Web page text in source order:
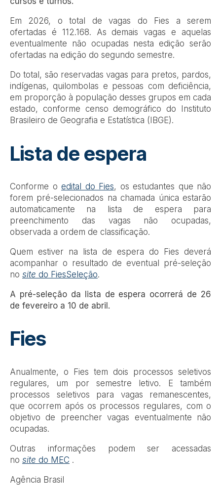
Em 2026, o total de vagas do Fies a serem
ofertadas é 112.168. As demais vagas e aquelas
eventualmente não ocupadas nesta edição serão
ofertadas na edição do segundo semestre.
Do total, são reservadas vagas para pretos, pardos,
indígenas, quilombolas e pessoas com deficiência,
em proporção à população desses grupos em cada
estado, conforme censo demográfico do Instituto
Brasileiro de Geografia e Estatística (IBGE).
Lista de espera
Conforme o edital do Fies, os estudantes que não
forem pré-selecionados na chamada única estarão
automaticamente na lista de espera para
preenchimento das vagas não ocupadas,
observada a ordem de classificação.
Quem estiver na lista de espera do Fies deverá
acompanhar o resultado de eventual pré-seleção
no site do FiesSeleção.
A pré-seleção da lista de espera ocorrerá de 26
de fevereiro a 10 de abril.
Fies
Anualmente, o Fies tem dois processos seletivos
regulares, um por semestre letivo. E também
processos seletivos para vagas remanescentes,
que ocorrem após os processos regulares, com o
objetivo de preencher vagas eventualmente não
ocupadas.
Outras informações podem ser acessadas
no site do MEC .
Agência Brasil